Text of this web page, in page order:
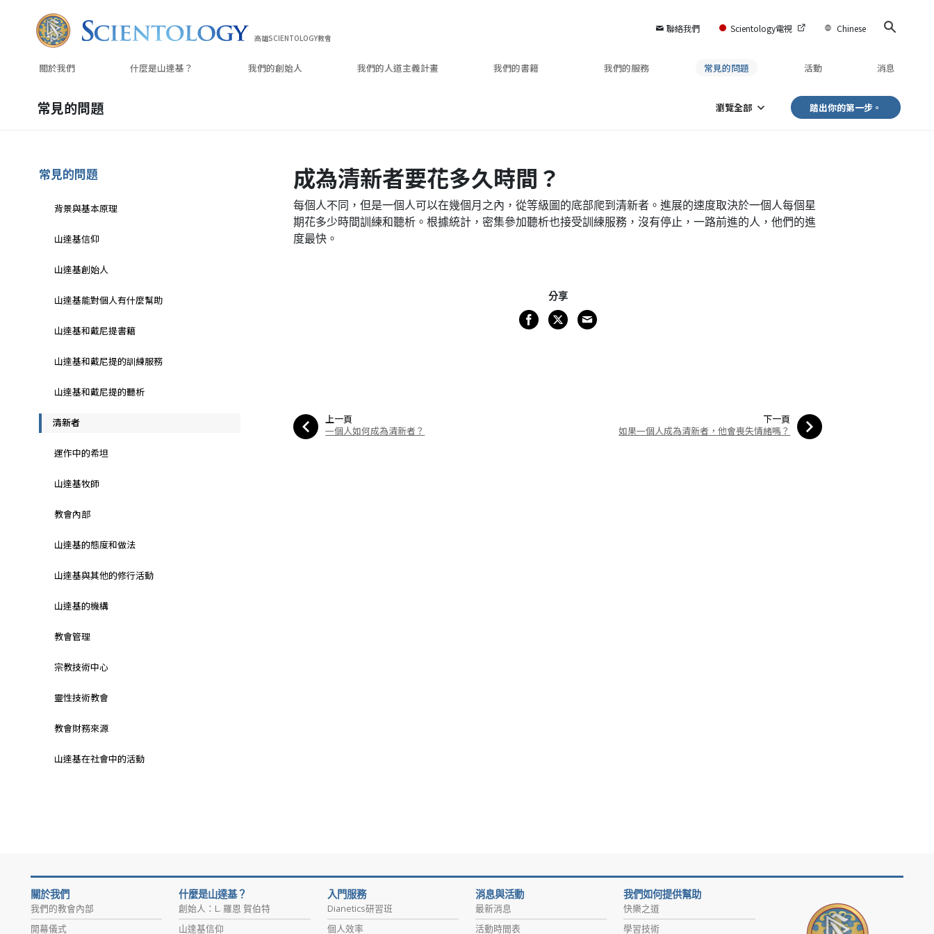
聯絡我們 Scientology電視 Chinese
高雄SCIENTOLOGY教會
關於我們 什麼是山達基？ 我們的創始人 我們的人道主義計畫 我們的書籍 我們的服務 常見的問題 活動 消息
常見的問題 瀏覽全部 踏出你的第一步。
成為清新者要花多久時間？
每個人不同，但是一個人可以在幾個月之內，從等級圖的底部爬到清新者。進展的速度取決於一個人每個星
期花多少時間訓練和聽析。根據統計，密集參加聽析也接受訓練服務，沒有停止，一路前進的人，他們的進
度最快。
分享
上一頁
一個人如何成為清新者？
下一頁
如果一個人成為清新者，他會喪失情緒嗎？
常見的問題
背景與基本原理
山達基信仰
山達基創始人
山達基能對個人有什麼幫助
山達基和戴尼提書籍
山達基和戴尼提的訓練服務
山達基和戴尼提的聽析
清新者
運作中的希坦
山達基牧師
教會內部
山達基的態度和做法
山達基與其他的修行活動
山達基的機構
教會管理
宗教技術中心
靈性技術教會
教會財務來源
山達基在社會中的活動
關於我們
我們的教會內部
開幕儀式
什麼是山達基？
創始人：L. 羅恩 賀伯特
山達基信仰
入門服務
Dianetics研習班
個人效率
消息與活動
最新消息
活動時間表
我們如何提供幫助
快樂之道
學習技術